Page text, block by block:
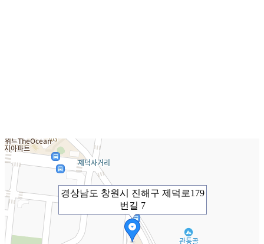
경상남도 창원시 진해구 제덕로179
번길 7